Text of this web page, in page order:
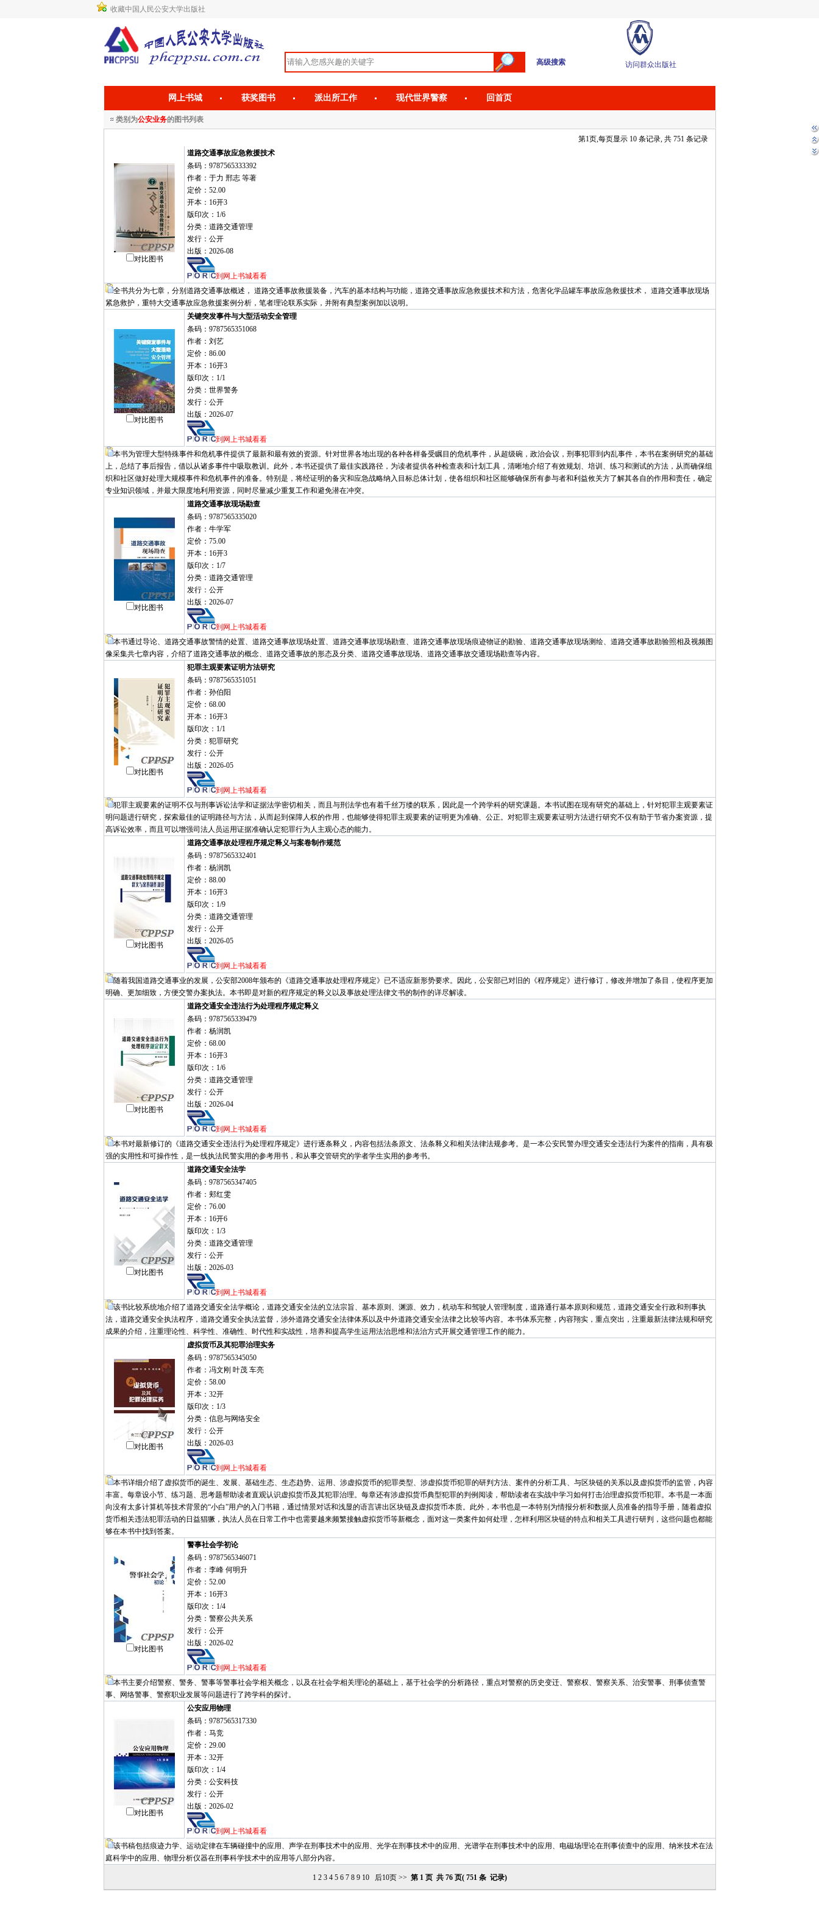
收藏中国人民公安大学出版社
高级搜索 访问群众出版社
网上书城 获奖图书 派出所工作 现代世界警察 回首页
类别为公安业务的图书列表
第1页,每页显示 10条记录, 共 751条记录
对比图书
道路交通事故应急救援技术
条码：9787565333392
作者：于力 邢志 等著
定价：52.00
开本：16开3
版印次：1/6
分类：道路交通管理
发行：公开
出版：2026-08
到网上书城看看
全书共分为七章，分别道路交通事故概述， 道路交通事故救援装备，汽车的基本结构与功能，道路交通事故应急救援技术和方法，危害化学品罐车事故应急救援技术， 道路交通事故现场
紧急救护，重特大交通事故应急救援案例分析，笔者理论联系实际，并附有典型案例加以说明。
对比图书
关键突发事件与大型活动安全管理
条码：9787565351068
作者：刘艺
定价：86.00
开本：16开3
版印次：1/1
分类：世界警务
发行：公开
出版：2026-07
到网上书城看看
本书为管理大型特殊事件和危机事件提供了最新和最有效的资源。针对世界各地出现的各种各样备受瞩目的危机事件，从超级碗，政治会议，刑事犯罪到内乱事件，本书在案例研究的基础
上，总结了事后报告，借以从诸多事件中吸取教训。此外，本书还提供了最佳实践路径，为读者提供各种检查表和计划工具，清晰地介绍了有效规划、培训、练习和测试的方法，从而确保组
织和社区做好处理大规模事件和危机事件的准备。特别是，将经证明的备灾和应急战略纳入目标总体计划，使各组织和社区能够确保所有参与者和利益攸关方了解其各自的作用和责任，确定
专业知识领域，并最大限度地利用资源，同时尽量减少重复工作和避免潜在冲突。
对比图书
道路交通事故现场勘查
条码：9787565335020
作者：牛学军
定价：75.00
开本：16开3
版印次：1/7
分类：道路交通管理
发行：公开
出版：2026-07
到网上书城看看
本书通过导论、道路交通事故警情的处置、道路交通事故现场处置、道路交通事故现场勘查、道路交通事故现场痕迹物证的勘验、道路交通事故现场测绘、道路交通事故勘验照相及视频图
像采集共七章内容，介绍了道路交通事故的概念、道路交通事故的形态及分类、道路交通事故现场、道路交通事故交通现场勘查等内容。
对比图书
犯罪主观要素证明方法研究
条码：9787565351051
作者：孙伯阳
定价：68.00
开本：16开3
版印次：1/1
分类：犯罪研究
发行：公开
出版：2026-05
到网上书城看看
犯罪主观要素的证明不仅与刑事诉讼法学和证据法学密切相关，而且与刑法学也有着千丝万缕的联系，因此是一个跨学科的研究课题。本书试图在现有研究的基础上，针对犯罪主观要素证
明问题进行研究，探索最佳的证明路径与方法，从而起到保障人权的作用，也能够使得犯罪主观要素的证明更为准确、公正。对犯罪主观要素证明方法进行研究不仅有助于节省办案资源，提
高诉讼效率，而且可以增强司法人员运用证据准确认定犯罪行为人主观心态的能力。
对比图书
道路交通事故处理程序规定释义与案卷制作规范
条码：9787565332401
作者：杨润凯
定价：88.00
开本：16开3
版印次：1/9
分类：道路交通管理
发行：公开
出版：2026-05
到网上书城看看
随着我国道路交通事业的发展，公安部2008年颁布的《道路交通事故处理程序规定》已不适应新形势要求。因此，公安部已对旧的《程序规定》进行修订，修改并增加了条目，使程序更加
明确、更加细致，方便交警办案执法。本书即是对新的程序规定的释义以及事故处理法律文书的制作的详尽解读。
对比图书
道路交通安全违法行为处理程序规定释义
条码：9787565339479
作者：杨润凯
定价：68.00
开本：16开3
版印次：1/6
分类：道路交通管理
发行：公开
出版：2026-04
到网上书城看看
本书对最新修订的《道路交通安全违法行为处理程序规定》进行逐条释义，内容包括法条原文、法条释义和相关法律法规参考。是一本公安民警办理交通安全违法行为案件的指南，具有极
强的实用性和可操作性，是一线执法民警实用的参考用书，和从事交管研究的学者学生实用的参考书。
对比图书
道路交通安全法学
条码：9787565347405
作者：郏红雯
定价：76.00
开本：16开6
版印次：1/3
分类：道路交通管理
发行：公开
出版：2026-03
到网上书城看看
该书比较系统地介绍了道路交通安全法学概论，道路交通安全法的立法宗旨、基本原则、渊源、效力，机动车和驾驶人管理制度，道路通行基本原则和规范，道路交通安全行政和刑事执
法，道路交通安全执法程序，道路交通安全执法监督，涉外道路交通安全法律体系以及中外道路交通安全法律之比较等内容。本书体系完整，内容翔实，重点突出，注重最新法律法规和研究
成果的介绍，注重理论性、科学性、准确性、时代性和实战性，培养和提高学生运用法治思维和法治方式开展交通管理工作的能力。
对比图书
虚拟货币及其犯罪治理实务
条码：9787565345050
作者：冯文刚 叶茂 车亮
定价：58.00
开本：32开
版印次：1/3
分类：信息与网络安全
发行：公开
出版：2026-03
到网上书城看看
本书详细介绍了虚拟货币的诞生、发展、基础生态、生态趋势、运用、涉虚拟货币的犯罪类型、涉虚拟货币犯罪的研判方法、案件的分析工具、与区块链的关系以及虚拟货币的监管，内容
丰富。每章设小节、练习题、思考题帮助读者直观认识虚拟货币及其犯罪治理。每章还有涉虚拟货币典型犯罪的判例阅读，帮助读者在实战中学习如何打击治理虚拟货币犯罪。本书是一本面
向没有太多计算机等技术背景的“小白”用户的入门书籍，通过情景对话和浅显的语言讲出区块链及虚拟货币本质。此外，本书也是一本特别为情报分析和数据人员准备的指导手册，随着虚拟
货币相关违法犯罪活动的日益猖獗，执法人员在日常工作中也需要越来频繁接触虚拟货币等新概念，面对这一类案件如何处理，怎样利用区块链的特点和相关工具进行研判，这些问题也都能
够在本书中找到答案。
对比图书
警事社会学初论
条码：9787565346071
作者：李峰 何明升
定价：52.00
开本：16开3
版印次：1/4
分类：警察公共关系
发行：公开
出版：2026-02
到网上书城看看
本书主要介绍警察、警务、警事等警事社会学相关概念，以及在社会学相关理论的基础上，基于社会学的分析路径，重点对警察的历史变迁、警察权、警察关系、治安警事、刑事侦查警
事、网络警事、警察职业发展等问题进行了跨学科的探讨。
对比图书
公安应用物理
条码：9787565317330
作者：马竞
定价：29.00
开本：32开
版印次：1/4
分类：公安科技
发行：公开
出版：2026-02
到网上书城看看
该书稿包括痕迹力学、运动定律在车辆碰撞中的应用、声学在刑事技术中的应用、光学在刑事技术中的应用、光谱学在刑事技术中的应用、电磁场理论在刑事侦查中的应用、纳米技术在法
庭科学中的应用、物理分析仪器在刑事科学技术中的应用等八部分内容。
1 2 3 4 5 6 7 8 9 10 后10页 >> 第 1页 共 76页( 751条 记录)